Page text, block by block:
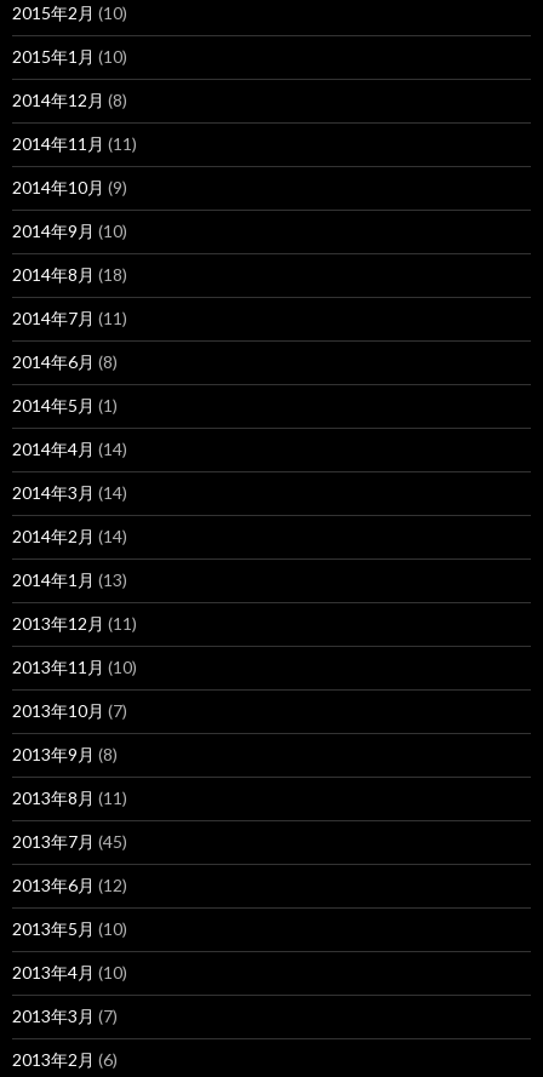
2015年2月 (10)
2015年1月 (10)
2014年12月 (8)
2014年11月 (11)
2014年10月 (9)
2014年9月 (10)
2014年8月 (18)
2014年7月 (11)
2014年6月 (8)
2014年5月 (1)
2014年4月 (14)
2014年3月 (14)
2014年2月 (14)
2014年1月 (13)
2013年12月 (11)
2013年11月 (10)
2013年10月 (7)
2013年9月 (8)
2013年8月 (11)
2013年7月 (45)
2013年6月 (12)
2013年5月 (10)
2013年4月 (10)
2013年3月 (7)
2013年2月 (6)